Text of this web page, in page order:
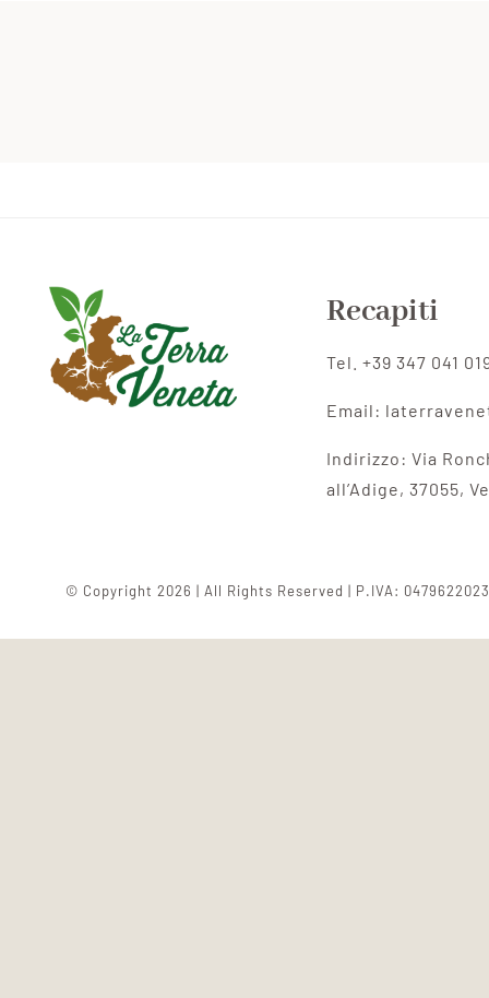
Recapiti
Tel. +39 347 041
Email:
Indirizzo:Via
all’Adige, 37055,
© Copyright 2026 | All Rights Reserved | P.IVA: